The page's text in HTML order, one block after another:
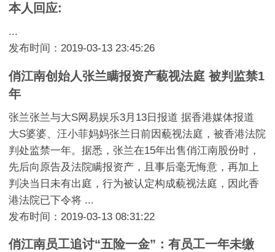
本人回应:
...
发布时间：2019-03-13 23:45:26
俏江南创始人张兰瞒报资产藐视法庭 被判监禁1
年
张兰张兰与大S网易娱乐3月13日报道 据香港媒体报道
大S婆婆、汪小菲妈妈张兰日前因藐视法庭，被香港法院
判处监禁一年。据悉，张兰在15年出售俏江南股份时，
先后向原告及法院瞒报资产，且事后毫无悔意，再加上
判决当日未有出庭，行为被认定构成藐视法庭，因此香
港法院已下令将 ...
发布时间：2019-03-13 08:31:22
俏江南员工追讨“五险一金”：有员工一年未缴